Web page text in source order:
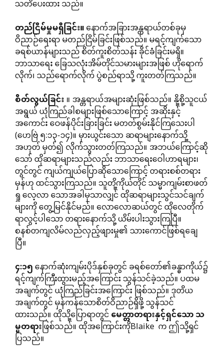
သတိပေးထား သည်။
တည်ငြိမ်မှုမရှိခြင်း။နောက်အခြားအန္တရာယ်တစ်ခုမှ
ဝိညာဉ်ရေးရာ မတည်ငြိမ်ခြင်းဖြစ်သည်။ မရင့်ကျက်သော
ခရစ်ယာန်များသည် စိတ်ကူးစိတ်သန်း ခိုင်ခံခြင်းမရှိ။
ဘာသာရေး ခြေသလုံးအိမ်တိုင်သမားများအဖြစ် ဟိုရောက်
လိုက်၊ သည်ရောက်လိုက် ပွဲစည်ရာသို့ ကူးတတ်ကြသည်။
စိတ်လွယ်ခြင်း။ အန္တရာယ်အများဆုံးဖြစ်သည်။ နို့စို့သူငယ်
အရွယ် ယုံကြည်ခါစများဖြစ်သောကြောင့် အဆိုးနှင့်
အကောင်း ဝေဖန်ပိုင်းခြားခြင်း မတတ်စွမ်းနိုင်ကြသေးပါ
(ဟေဗြဲ ၅:၁၃-၁၄)။ မှားယွင်းသော ဆရာများနောက်သို့
အဟုတ် မှတ်၍ လိုက်သွားတတ်ကြသည်။ အဘယ်ကြောင့်ဆို
သော် ထိုဆရာများသည်လည်း ဘာသာရေးဝေါဟာရများ၊
တွင်တွင် ကျယ်ကျယ်ပြောဆိုသောကြောင့် တရားစစ်တရား
မှန်ဟု ထင်သွားကြသည်။ သူတို့ကိုယ်တိုင် သမ္မာကျမ်းစာဖတ်
ရှု လေ့လာ သောအခါမှသာလျှင် ထိုဆရာများသွင်သင်ချက်
များကို တွေ့မြင်နိုင်မည်။ လောလောဆယ်တွင် ထိုလေတိုက်
ရာလွင့်ပါသော တရားနောက်သို့ ယိမ်းပါးသွားကြပြီ။
စနစ်တကျလိမ်လည်လှည့်ဖျားမှု၏ သားကောင်ဖြစ်ရချေ
ပြီ။
၄:၁၅နောက်ဆုံးကျမ်းပိုဒ်နှစ်ခုတွင် ခရစ်တော်၏ခန္ဓာကိုယ်၌
ရင့်ကျက်ကြီးထွားမည့်အကြောင်း သွန်သင်ခဲ့သည်။ ပထမ
အချက်တွင် ယုံကြည်ခြင်းအကြောင်း ဖြစ်သည်။ ဒုတိယ
အချက်တွင် မှန်ကန်သောစိတ်ဝိညာဉ်ရှိဖို့ သွန်သင်
ထားသည်။ ထိုသို့ပြောရာတွင်မေတ္တာတရားနှင့်ရှင်သောသ
မ္မတရားဖြစ်သည်။ ထိုအကြောင်းကိုBlaike က ဤသို့ရှင်
ပြသည်။